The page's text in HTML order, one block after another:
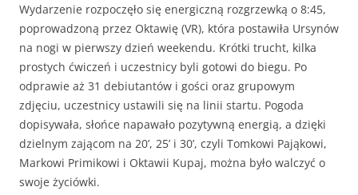
Wydarzenie rozpoczęło się energiczną rozgrzewką o 8:45,
poprowadzoną przez Oktawię (VR), która postawiła Ursynów
na nogi w pierwszy dzień weekendu. Krótki trucht, kilka
prostych ćwiczeń i uczestnicy byli gotowi do biegu. Po
odprawie aż 31 debiutantów i gości oraz grupowym
zdjęciu, uczestnicy ustawili się na linii startu. Pogoda
dopisywała, słońce napawało pozytywną energią, a dzięki
dzielnym zającom na 20’, 25’ i 30’, czyli Tomkowi Pająkowi,
Markowi Primikowi i Oktawii Kupaj, można było walczyć o
swoje życiówki.